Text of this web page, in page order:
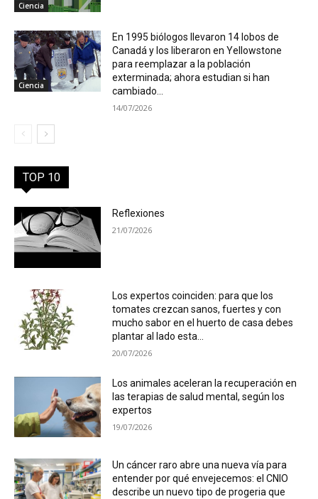
Ciencia
Ciencia
En 1995 biólogos llevaron 14 lobos de
Canadá y los liberaron en Yellowstone
para reemplazar a la población
exterminada; ahora estudian si han
cambiado...
14/07/2026
TOP 10
Reflexiones
21/07/2026
Los expertos coinciden: para que los
tomates crezcan sanos, fuertes y con
mucho sabor en el huerto de casa debes
plantar al lado esta...
20/07/2026
Los animales aceleran la recuperación en
las terapias de salud mental, según los
expertos
19/07/2026
Un cáncer raro abre una nueva vía para
entender por qué envejecemos: el CNIO
describe un nuevo tipo de progeria que